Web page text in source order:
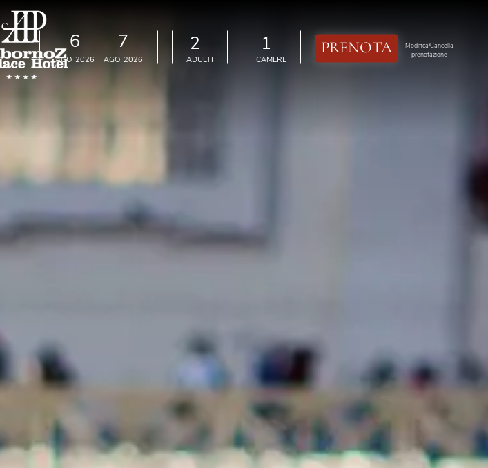
6
AGO 2026
7
AGO 2026
select-adulti
ADULTI
select-camere
CAMERE
PRENOTA
Modifica/Cancella
prenotazione